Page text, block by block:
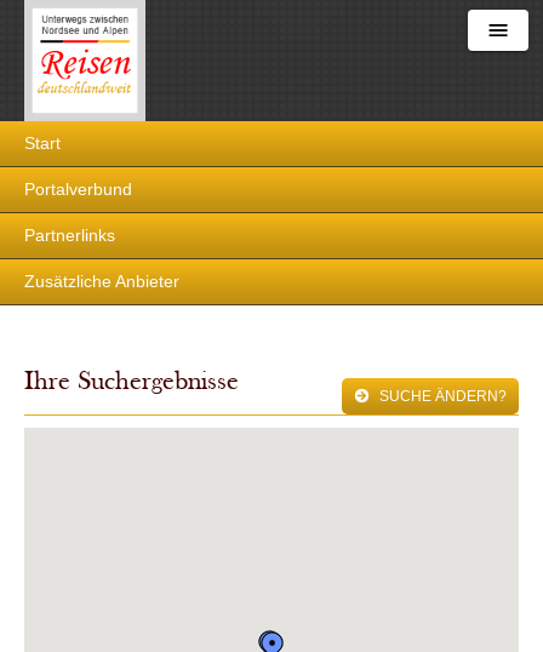
deutschlandweit
Start
Portalverbund
Partnerlinks
Zusätzliche Anbieter
Ihre Suchergebnisse SUCHE ÄNDERN?